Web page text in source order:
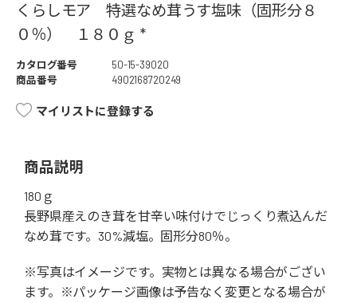
くらしモア 特選なめ茸うす塩味（固形分８
０％） １８０ｇ *
カタログ番号
50-15-39020
商品番号
4902168720249
マイリストに登録する
商品説明
180ｇ
長野県産えのき茸を甘辛い味付けでじっくり煮込んだ
なめ茸です。30%減塩。固形分80％。
※写真はイメージです。実物とは異なる場合がござい
ます。※パッケージ画像は予告なく変更となる場合が